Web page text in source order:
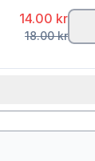
14.00 kr
18.00kr